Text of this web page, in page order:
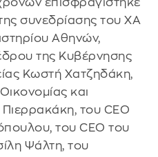
επισφραγίστηκε
συνεδρίασης του ΧΑ
Αθηνών,
της Κυβέρνησης
Κωστή Χατζηδάκη,
και
του CEO
του CEΟ του
Ψάλτη, του